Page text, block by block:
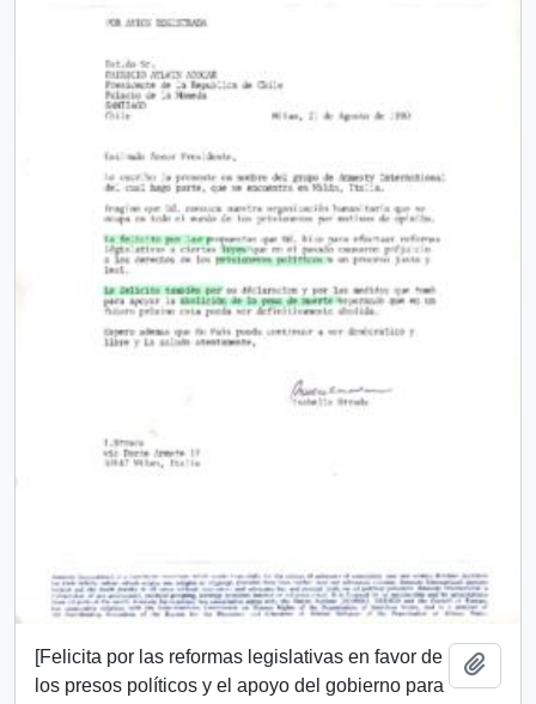
[Felicita por las reformas legislativas en favor de
los presos políticos y el apoyo del gobierno para